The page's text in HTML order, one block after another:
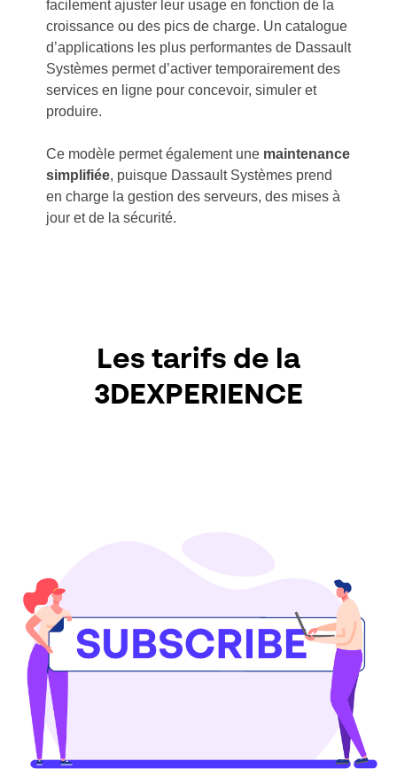
facilement ajuster leur usage en fonction de la
croissance ou des pics de charge. Un catalogue
d’applications les plus performantes de Dassault
Systèmes permet d’activer temporairement des
services en ligne pour concevoir, simuler et
produire.
Ce modèle permet également une maintenance
simplifiée, puisque Dassault Systèmes prend
en charge la gestion des serveurs, des mises à
jour et de la sécurité.
Les tarifs de la
3DEXPERIENCE